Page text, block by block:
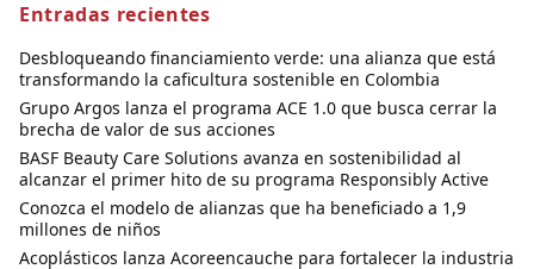
Entradas recientes
Desbloqueando financiamiento verde: una alianza que está
transformando la caficultura sostenible en Colombia
Grupo Argos lanza el programa ACE 1.0 que busca cerrar la
brecha de valor de sus acciones
BASF Beauty Care Solutions avanza en sostenibilidad al
alcanzar el primer hito de su programa Responsibly Active
Conozca el modelo de alianzas que ha beneficiado a 1,9
millones de niños
Acoplásticos lanza Acoreencauche para fortalecer la industria